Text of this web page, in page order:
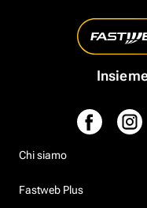
Chi siamo
Fastweb Plus